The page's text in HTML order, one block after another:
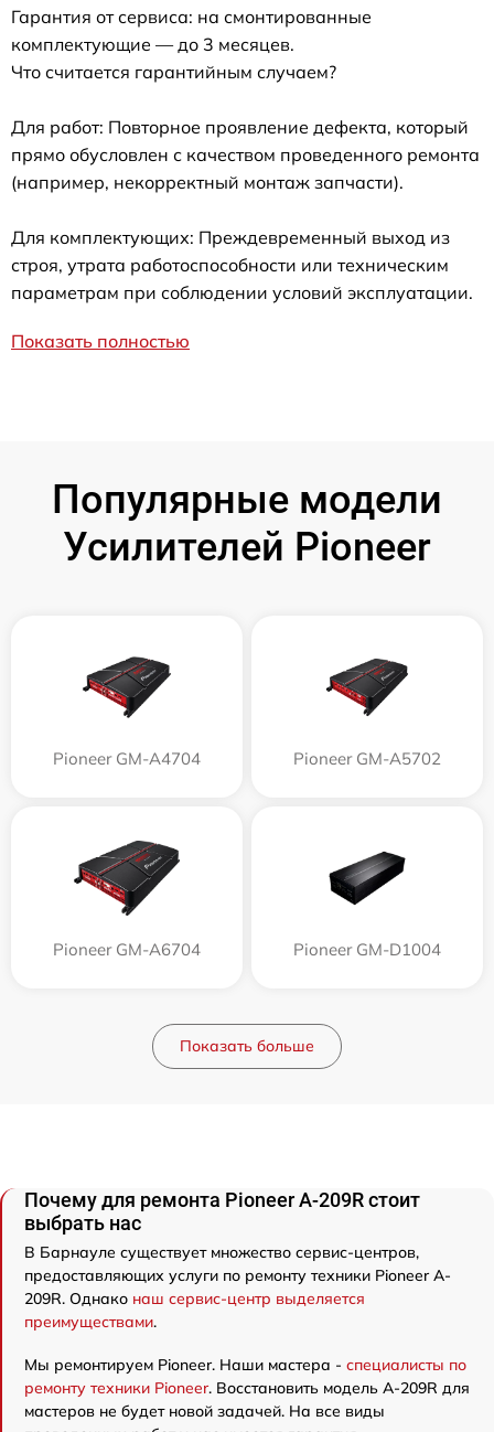
Гарантия от сервиса: на смонтированные
комплектующие — до 3 месяцев.
Что считается гарантийным случаем?
Для работ: Повторное проявление дефекта, который
прямо обусловлен с качеством проведенного ремонта
(например, некорректный монтаж запчасти).
Для комплектующих: Преждевременный выход из
строя, утрата работоспособности или техническим
параметрам при соблюдении условий эксплуатации.
Показать полностью
Популярные модели
Усилителей Pioneer
Pioneer GM-A4704 Pioneer GM-A5702
Pioneer GM-A6704 Pioneer GM-D1004
Показать больше
Почему для ремонта Pioneer A-209R стоит
выбрать нас
В Барнауле существует множество сервис-центров,
предоставляющих услуги по ремонту техники Pioneer A-
209R. Однако наш сервис-центр выделяется
преимуществами.
Мы ремонтируем Pioneer. Наши мастера - специалисты по
ремонту техники Pioneer. Восстановить модель A-209R для
мастеров не будет новой задачей. На все виды